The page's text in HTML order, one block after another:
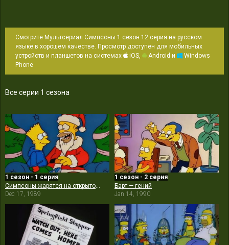
Смотрите Мультсериал Симпсоны 1 сезон 12 серия на русском
языке в хорошем качестве. Просмотр доступен для мобильных
устройств и планшетов на системах
iOS, Android и
Windows
Phone
Все серии 1 сезона
1 сезон - 1 серия
Симпсоны жарятся на открытом огне
Dec 17, 1989
1 сезон - 2 серия
Барт — гений
Jan 14, 1990